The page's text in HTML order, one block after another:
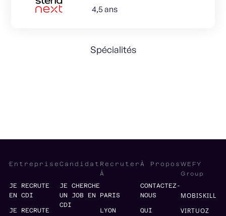
4,5 ans
Spécialités
Entreprise
JE RECRUTE
EN CDI
JE RECRUTE
Candidat
JE CHERCHE
UN JOB EN
CDI
Recruter
À
PARIS
LYON
À Propos
CONTACTEZ-
NOUS
QUI
WEFY
Group
MOBISKILL
VIRTUOZ